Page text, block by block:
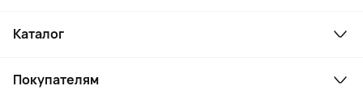
Каталог
Ноутбуки, мониторы, VR
Покупателям